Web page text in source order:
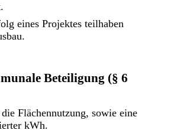
eines Projektes teilhaben
Beteiligung (§ 6
Flächennutzung, sowie eine
kWh.